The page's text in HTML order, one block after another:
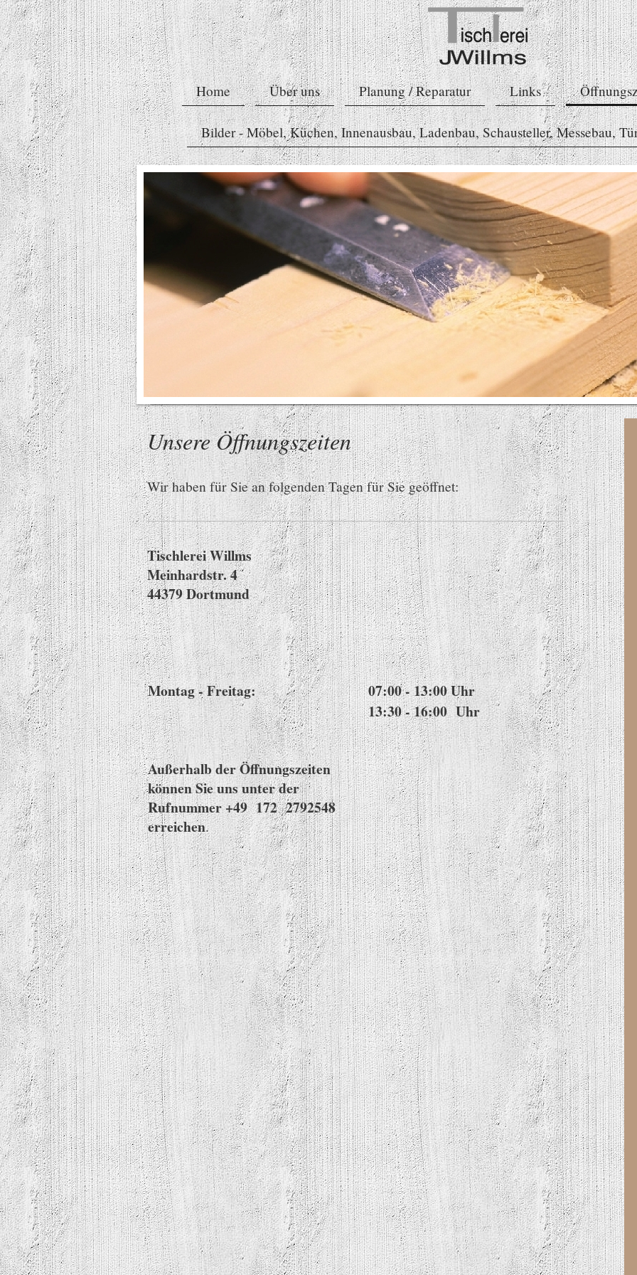
Home Über uns Planung / Reparatur Links
Bilder - Möbel, Küchen, Innenausbau, Ladenbau, Schausteller, Messebau,
Unsere Öffnungszeiten
Wir haben für Sie an folgenden Tagen für Sie geöffnet:
Tischlerei Willms
Meinhardstr. 4
44379 Dortmund
Montag - Freitag:
07:00 - 13:00 Uhr
13:30 - 16:00 Uhr
Außerhalb der Öffnungszeiten
können Sie uns unter der
Rufnummer +49 172 2792548
erreichen.